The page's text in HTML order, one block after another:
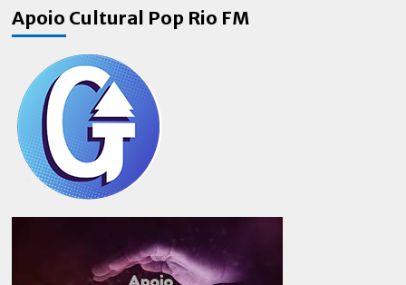
2015
se
enfrentam
CBOLÃO
2023
Apoio Cultural Pop Rio FM